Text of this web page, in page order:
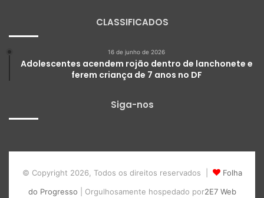
CLASSIFICADOS
16 de junho de 2026
Adolescentes acendem rojão dentro de lanchonete e
ferem criança de 7 anos no DF
Siga-nos
© Copyright 2026, Todos os direitos reservados |
Folha
do Progresso | Orgulhosamente hospedado por2E7 Web